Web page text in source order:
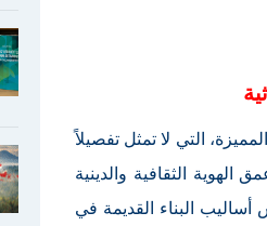
التي لا تمثل تفصيلاً
الثقافية والدينية
أساليب البناء القديمة في